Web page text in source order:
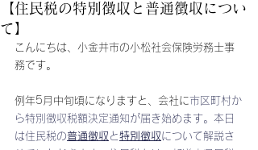
【住民税の特別徴収と普通徴収につい
て】
こんにちは、小金井市の小松社会保険労務士事
務です。
例年5月中旬頃になりますと、会社に市区町村か
ら特別徴収税額決定通知が届き始めます。本日
は住民税の普通徴収 と特別徴収について解説さ